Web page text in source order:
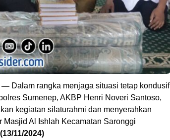
— Dalam rangka menjaga situasi tetap kondusif
Sumenep, AKBP Henri Noveri Santoso,
kegiatan silaturahmi dan menyerahkan
Masjid Al Ishlah Kecamatan Saronggi
11/2024)